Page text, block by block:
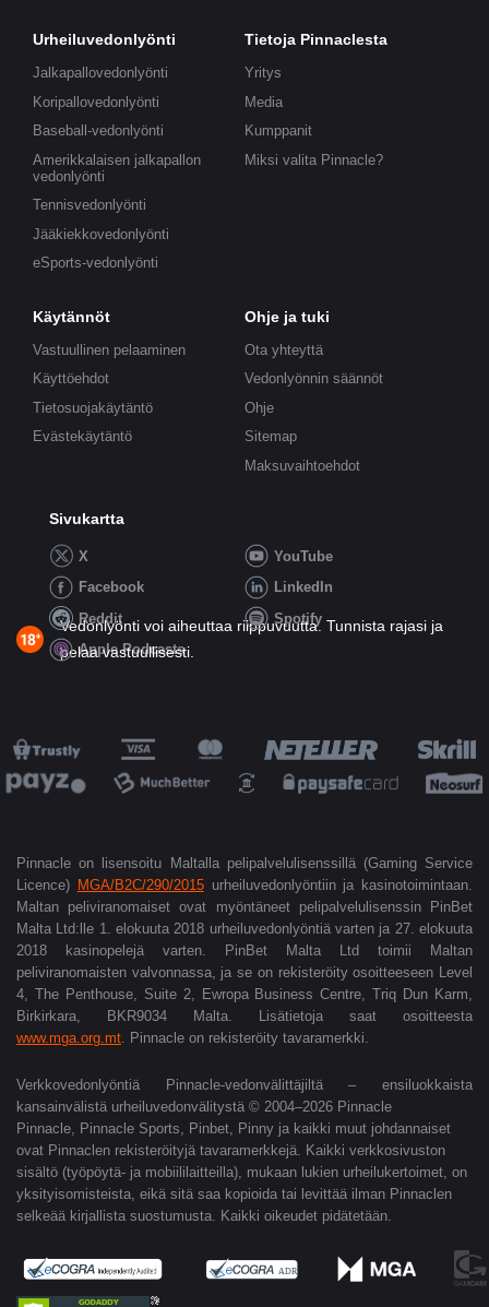
Urheiluvedonlyönti
Jalkapallovedonlyönti
Koripallovedonlyönti
Baseball-vedonlyönti
Amerikkalaisen jalkapallon
vedonlyönti
Tennisvedonlyönti
Jääkiekkovedonlyönti
eSports-vedonlyönti
Tietoja Pinnaclesta
Yritys
Media
Kumppanit
Miksi valita Pinnacle?
Käytännöt
Vastuullinen pelaaminen
Käyttöehdot
Tietosuojakäytäntö
Evästekäytäntö
Ohje ja tuki
Ota yhteyttä
Vedonlyönnin säännöt
Ohje
Sitemap
Maksuvaihtoehdot
Sivukartta
X
YouTube
Facebook
LinkedIn
Reddit
Spotify
Apple Podcasts
Vedonlyönti voi aiheuttaa riippuvuutta. Tunnista rajasi ja
pelaa vastuullisesti.
Pinnacle on lisensoitu Maltalla pelipalvelulisenssillä (Gaming Service
Licence) MGA/B2C/290/2015urheiluvedonlyöntiin ja kasinotoimintaan.
Maltan peliviranomaiset ovat myöntäneet pelipalvelulisenssin PinBet
Malta Ltd:lle 1. elokuuta 2018 urheiluvedonlyöntiä varten ja 27. elokuuta
2018 kasinopelejä varten. PinBet Malta Ltd toimii Maltan
peliviranomaisten valvonnassa, ja se on rekisteröity osoitteeseen Level
4, The Penthouse, Suite 2, Ewropa Business Centre, Triq Dun Karm,
Birkirkara, BKR9034 Malta. Lisätietoja saat osoitteesta
www.mga.org.mt. Pinnacle on rekisteröity tavaramerkki.
Verkkovedonlyöntiä Pinnacle-vedonvälittäjiltä – ensiluokkaista
kansainvälistä urheiluvedonvälitystä © 2004–2026 Pinnacle
Pinnacle, Pinnacle Sports, Pinbet, Pinny ja kaikki muut johdannaiset
ovat Pinnaclen rekisteröityjä tavaramerkkejä. Kaikki verkkosivuston
sisältö (työpöytä- ja mobiililaitteilla), mukaan lukien urheilukertoimet, on
yksityisomisteista, eikä sitä saa kopioida tai levittää ilman Pinnaclen
selkeää kirjallista suostumusta. Kaikki oikeudet pidätetään.